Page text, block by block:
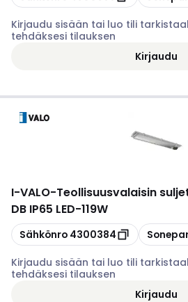
Kirjaudu sisään tai luo tili
tehdäksesi tilauksen
Kirjaudu
I-VALO-Teollisuusvalaisin
DB IP65 LED-119W
Kopioi
Sähkönro 4300384 Kopioi
Kirjaudu sisään tai luo tili
tehdäksesi tilauksen
Kirjaudu